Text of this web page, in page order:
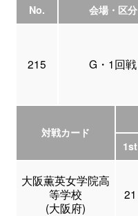
No. 会場・区分
215 G・1回戦
対戦カード
1st
大阪薫英女学院高
等学校
(大阪府)
21